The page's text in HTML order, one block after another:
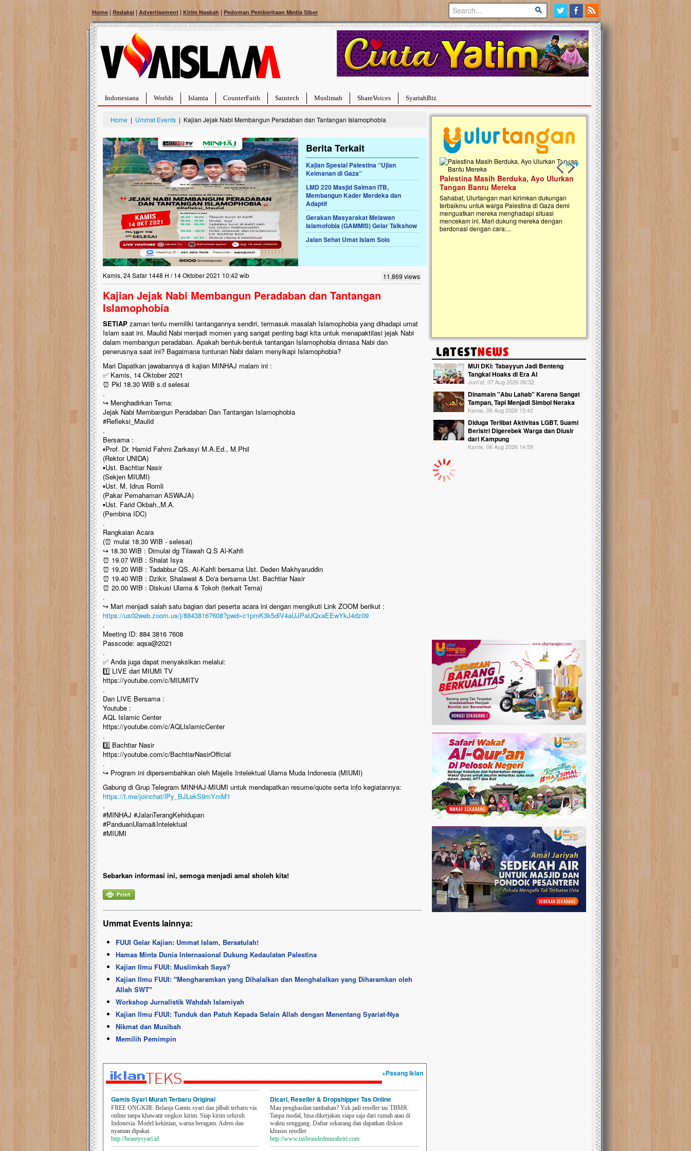
Home | Redaksi | Advertisement | Kirim Naskah | Pedoman Pemberitaan Media Siber
Indonesiana Worlds Islamia CounterFaith Saintech Muslimah ShareVoices SyariahBiz
Home | Ummat Events | Kajian Jejak Nabi Membangun Peradaban dan Tantangan Islamophobia
Berita Terkait
Kajian Spesial Palestina ‘’Ujian
Keimanan di Gaza’’
LMD 220 Masjid Salman ITB,
Membangun Kader Merdeka dan
Adaptif
Gerakan Masyarakat Melawan
Islamofobia (GAMMIS) Gelar Talkshow
Jalan Sehat Umat Islam Solo
Kamis, 24 Safar 1448 H / 14 Oktober 2021 10:42 wib 11.869 views
Kajian Jejak Nabi Membangun Peradaban dan Tantangan
Islamophobia
SETIAP zaman tentu memiliki tantangannya sendiri, termasuk masalah Islamophobia yang dihadapi umat
Islam saat ini. Maulid Nabi menjadi momen yang sangat penting bagi kita untuk menapaktilasi jejak Nabi
dalam membangun peradaban. Apakah bentuk-bentuk tantangan Islamophobia dimasa Nabi dan
penerusnya saat ini? Bagaimana tuntunan Nabi dalam menyikapi Islamophobia?
Mari Dapatkan jawabannya di kajian MINHAJ malam ini :
✅ Kamis, 14 Oktober 2021
⏰ Pkl 18.30 WIB s.d selesai
.
↪️ Menghadirkan Tema:
Jejak Nabi Membangun Peradaban Dan Tantangan Islamophobia
#Refleksi_Maulid
.
Bersama :
▪️Prof. Dr. Hamid Fahmi Zarkasyi M.A.Ed., M.Phil
(Rektor UNIDA)
▪️Ust. Bachtiar Nasir
(Sekjen MIUMI)
▪️Ust. M. Idrus Romli
(Pakar Pemahaman ASWAJA)
▪️Ust. Farid Okbah.,M.A.
(Pembina IDC)
.
Rangkaian Acara
(⏰ mulai 18.30 WIB - selesai)
↪️ 18.30 WIB : Dimulai dg Tilawah Q.S Al-Kahfi
⏰ 19.07 WIB : Shalat Isya
⏰ 19.20 WIB : Tadabbur QS. Al-Kahfi bersama Ust. Deden Makhyaruddin
⏰ 19.40 WIB : Dzikir, Shalawat & Do'a bersama Ust. Bachtiar Nasir
⏰ 20.00 WIB : Diskusi Ulama & Tokoh (terkait Tema)
.
↪️ Mari menjadi salah satu bagian dari peserta acara ini dengan mengikuti Link ZOOM berikut :
https://us02web.zoom.us/j/88438167608?pwd=c1pmK3k5dlV4aUJPaUQxaEEwYkJ4dz09
.
Meeting ID: 884 3816 7608
Passcode: aqsa@2021
.
✅ Anda juga dapat menyaksikan melalui:
1️⃣ LIVE dari MIUMI TV
https://youtube.com/c/MIUMITV
.
Dan LIVE Bersama :
Youtube :
AQL Islamic Center
https://youtube.com/c/AQLIslamicCenter
.
3️⃣ Bachtiar Nasir
https://youtube.com/c/BachtiarNasirOfficial
.
↪️ Program ini dipersembahkan oleh Majelis Intelektual Ulama Muda Indonesia (MIUMI)
Gabung di Grup Telegram MINHAJ-MIUMI untuk mendapatkan resume/quote serta info kegiatannya:
https://t.me/joinchat/lPy_BJLekS9mYmM1
.
#MINHAJ #JalanTerangKehidupan
#PanduanUlama&Intelektual
#MIUMI
Sebarkan informasi ini, semoga menjadi amal sholeh kita!
Ummat Events lainnya:
FUUI Gelar Kajian: Ummat Islam, Bersatulah!
Hamas Minta Dunia Internasional Dukung Kedaulatan Palestina
Kajian Ilmu FUUI: Muslimkah Saya?
Kajian Ilmu FUUI: "Mengharamkan yang Dihalalkan dan Menghalalkan yang Diharamkan oleh
Allah SWT"
Workshop Jurnalistik Wahdah Islamiyah
Kajian Ilmu FUUI: Tunduk dan Patuh Kepada Selain Allah dengan Menentang Syariat-Nya
Nikmat dan Musibah
Memilih Pemimpin
+Pasang iklan
Gamis Syari Murah Terbaru Original
FREE ONGKIR. Belanja Gamis syari dan jilbab terbaru via
online tanpa khawatir ongkos kirim. Siap kirim seluruh
Indonesia. Model kekinian, warna beragam. Adem dan
nyaman dipakai.
http://beautysyari.id
Dicari, Reseller & Dropshipper Tas Online
Mau penghasilan tambahan? Yuk jadi reseller tas TBMR.
Tanpa modal, bisa dikerjakan siapa saja dari rumah atau di
waktu senggang. Daftar sekarang dan dapatkan diskon
khusus reseller
http://www.tasbrandedmurahriri.com
Previous slide
Next slide
Bantu Naura, Balita Hebat Sembuh Dari
Tumor Pembuluh Darah
Hidup Naura Salsabila dipenuhi dengan
rintangan yang sangat berat. Meskipun baru
berusia sepuluh bulan, bayi yang imut ini harus
menghadapi penyakit yang dahsyat, yaitu tumor
pembuluh darah berukuran...
Nasib masjid di Kampung Cilumbu ini sungguh
mengenaskan. Lima tahun mangkrak, kini nyaris
berlumut, dan menghitam terpapar panas dan
Palestina Masih Berduka, Ayo Ulurkan
Tangan Bantu Mereka
Sahabat, Ulurtangan mari kirimkan dukungan
terbaikmu untuk warga Palestina di Gaza demi
menguatkan mereka menghadapi situasi
mencekam ini. Mari dukung mereka dengan
berdonasi dengan cara:...
Open Donasi Wakaf
Rumah Qur'an & TK Islam
Najjah di Jonggol
Saat ini, Ulurtangan bersama Yayasan
Najjahtul Islam Jonggol sedang merintis
pembangunan Rumah Qur’an dan
kanak Islam Terpadu (TKIT) An Najjah
Gedung Majelis Taklim di Jonggol,...
MUI DKI: Tabayyun Jadi Benteng
Tangkal Hoaks di Era AI
Jum'at, 07 Aug 2026 06:32
Dinamain ''Abu Lahab'' Karena Sangat
Tampan, Tapi Menjadi Simbol Neraka
Kamis, 06 Aug 2026 15:42
Diduga Terlibat Aktivitas LGBT, Suami
Beristri Digerebek Warga dan Diusir
dari Kampung
Kamis, 06 Aug 2026 14:59